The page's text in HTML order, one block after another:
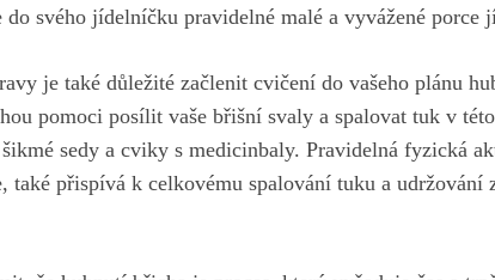
do svého jídelníčku pravidelné malé a vyvážené porce
je také důležité začlenit cvičení do vašeho plánu
pomoci posílit vaše břišní svaly a spalovat tuk v
sedy a cviky s medicinbaly. Pravidelná fyzická
také přispívá k celkovému spalování tuku a udržování